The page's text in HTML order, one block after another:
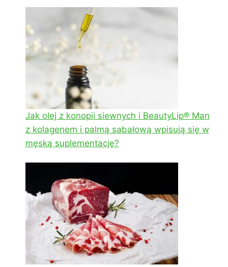
Jak olej z konopii siewnych i BeautyLip® Man
z kolagenem i palmą sabałową wpisują się w
męską suplementację?